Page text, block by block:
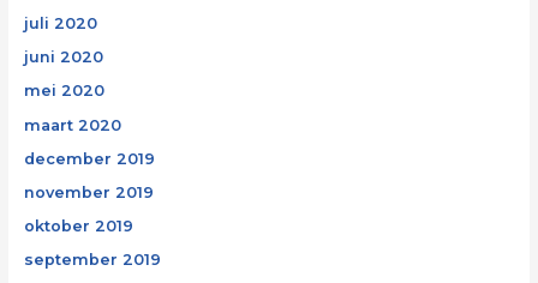
juli 2020
juni 2020
mei 2020
maart 2020
december 2019
november 2019
oktober 2019
september 2019